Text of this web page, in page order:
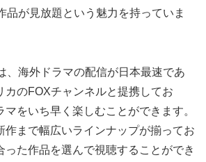
品が見放題という魅力を持っていま
、海外ドラマの配信が日本最速であ
カのFOXチャンネルと提携してお
マをいち早く楽しむことができます。
作まで幅広いラインナップが揃ってお
った作品を選んで視聴することができ